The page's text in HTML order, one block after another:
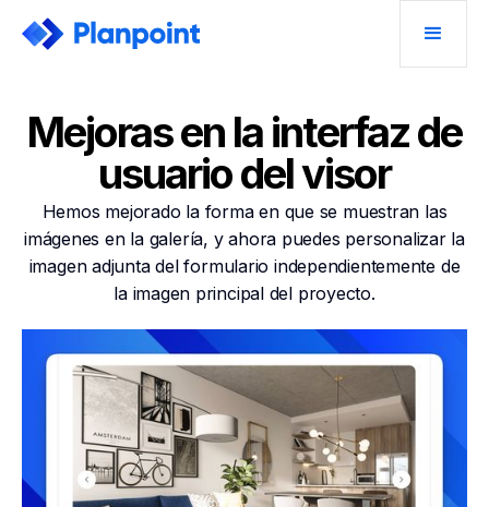
Mejoras en la interfaz de
usuario del visor
Hemos mejorado la forma en que se muestran las
imágenes en la galería, y ahora puedes personalizar la
imagen adjunta del formulario independientemente de
la imagen principal del proyecto.